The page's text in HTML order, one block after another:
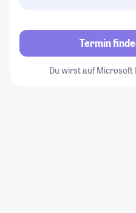
Termin
Du wirst auf